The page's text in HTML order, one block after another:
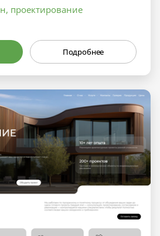
проектирование
Подробнее